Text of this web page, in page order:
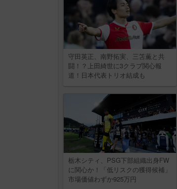
守田英正、南野拓実、三笘薫と共
闘！？上田綺世に3クラブ関心報
道！日本代表トリオ結成も
栃木シティ、PSG下部組織出身FW
に関心か！「低リスクの獲得候補」
市場価値わずか925万円